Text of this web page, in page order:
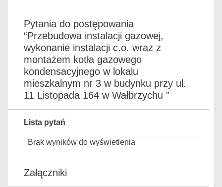
Pytania do postępowania
“Przebudowa instalacji gazowej,
wykonanie instalacji c.o. wraz z
montażem kotła gazowego
kondensacyjnego w lokalu
mieszkalnym nr 3 w budynku przy ul.
11 Listopada 164 w Wałbrzychu ”
Lista pytań
Brak wyników do wyświetlenia
Załączniki